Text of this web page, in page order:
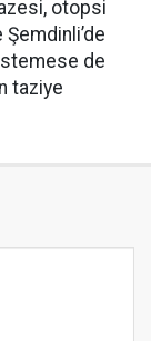
otopsi
de
taziye